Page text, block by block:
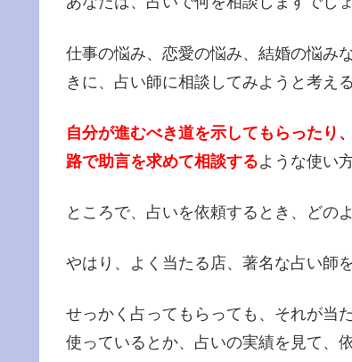
仕事の悩み、恋愛の悩み、結婚の悩み
きに、占い師に相談してみようと考え
自分が進むべき道を示してもらったり
路で助言を求めて相談するような使い
ところで、占いを依頼するとき、どの
やはり、よく当たる店、著名な占い師
せっかく占ってもらっても、それが当
使っているとか、占いの実績を見て、